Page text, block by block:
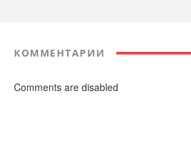
КОММЕНТАРИИ
Comments are disabled